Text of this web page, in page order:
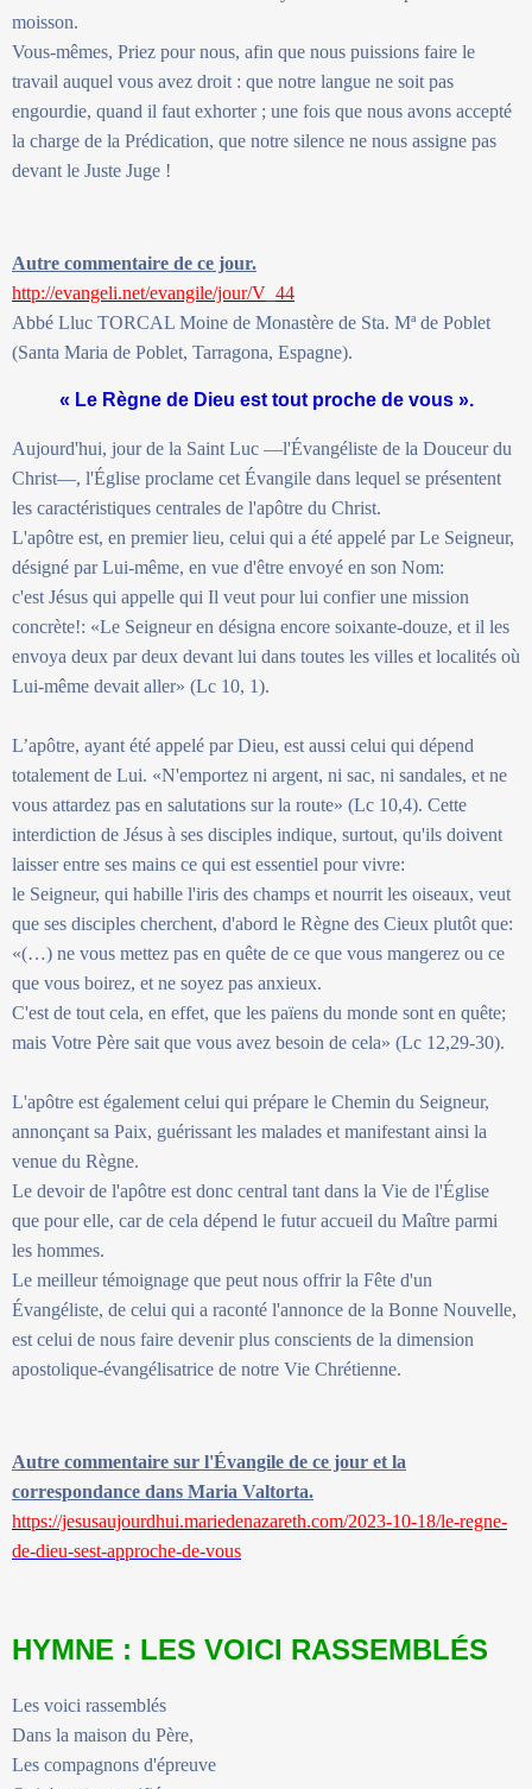
moisson.
Vous-mêmes, Priez pour nous, afin que nous puissions faire le
travail auquel vous avez droit : que notre langue ne soit pas
engourdie, quand il faut exhorter ; une fois que nous avons accepté
la charge de la Prédication, que notre silence ne nous assigne pas
devant le Juste Juge !
Autre commentaire de ce jour.
http://evangeli.net/evangile/jour/V_44
Abbé Lluc TORCAL Moine de Monastère de Sta. Mª de Poblet
(Santa Maria de Poblet, Tarragona, Espagne).
« Le Règne de Dieu est tout proche de vous ».
Aujourd'hui, jour de la Saint Luc —l'Évangéliste de la Douceur du
Christ—, l'Église proclame cet Évangile dans lequel se présentent
les caractéristiques centrales de l'apôtre du Christ.
L'apôtre est, en premier lieu, celui qui a été appelé par Le Seigneur,
désigné par Lui-même, en vue d'être envoyé en son Nom:
c'est Jésus qui appelle qui Il veut pour lui confier une mission
concrète!: «Le Seigneur en désigna encore soixante-douze, et il les
envoya deux par deux devant lui dans toutes les villes et localités où
Lui-même devait aller» (Lc 10, 1).
L’apôtre, ayant été appelé par Dieu, est aussi celui qui dépend
totalement de Lui. «N'emportez ni argent, ni sac, ni sandales, et ne
vous attardez pas en salutations sur la route» (Lc 10,4). Cette
interdiction de Jésus à ses disciples indique, surtout, qu'ils doivent
laisser entre ses mains ce qui est essentiel pour vivre:
le Seigneur, qui habille l'iris des champs et nourrit les oiseaux, veut
que ses disciples cherchent, d'abord le Règne des Cieux plutôt que:
«(…) ne vous mettez pas en quête de ce que vous mangerez ou ce
que vous boirez, et ne soyez pas anxieux.
C'est de tout cela, en effet, que les païens du monde sont en quête;
mais Votre Père sait que vous avez besoin de cela» (Lc 12,29-30).
L'apôtre est également celui qui prépare le Chemin du Seigneur,
annonçant sa Paix, guérissant les malades et manifestant ainsi la
venue du Règne.
Le devoir de l'apôtre est donc central tant dans la Vie de l'Église
que pour elle, car de cela dépend le futur accueil du Maître parmi
les hommes.
Le meilleur témoignage que peut nous offrir la Fête d'un
Évangéliste, de celui qui a raconté l'annonce de la Bonne Nouvelle,
est celui de nous faire devenir plus conscients de la dimension
apostolique-évangélisatrice de notre Vie Chrétienne.
Autre commentaire sur l'Évangile de ce jour et la
correspondance dans Maria Valtorta.
https://jesusaujourdhui.mariedenazareth.com/2023-10-18/le-regne-
de-dieu-sest-approche-de-vous
HYMNE : LES VOICI RASSEMBLÉS
Les voici rassemblés
Dans la maison du Père,
Les compagnons d'épreuve